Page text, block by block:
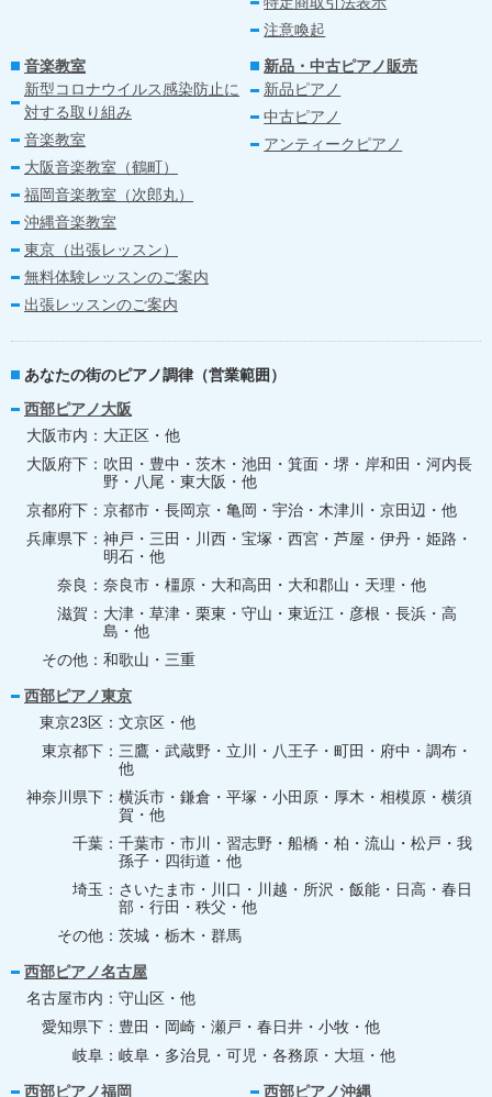
注意喚起
音楽教室
新型コロナウイルス感染防止に
対する取り組み
音楽教室
大阪音楽教室（鶴町）
福岡音楽教室（次郎丸）
沖縄音楽教室
東京（出張レッスン）
無料体験レッスンのご案内
出張レッスンのご案内
新品・中古ピアノ販売
新品ピアノ
中古ピアノ
アンティークピアノ
あなたの街のピアノ調律（営業範囲）
西部ピアノ大阪
大阪市内
大正区・他
大阪府下
吹田・豊中・茨木・池田・箕面・堺・岸和田・河内長
野・八尾・東大阪・他
京都府下
京都市・長岡京・亀岡・宇治・木津川・京田辺・他
兵庫県下
神戸・三田・川西・宝塚・西宮・芦屋・伊丹・姫路・
明石・他
奈良
奈良市・橿原・大和高田・大和郡山・天理・他
滋賀
大津・草津・栗東・守山・東近江・彦根・長浜・高
島・他
その他
和歌山・三重
西部ピアノ東京
東京23区
文京区・他
東京都下
三鷹・武蔵野・立川・八王子・町田・府中・調布・
他
神奈川県下
横浜市・鎌倉・平塚・小田原・厚木・相模原・横須
賀・他
千葉
千葉市・市川・習志野・船橋・柏・流山・松戸・我
孫子・四街道・他
埼玉
さいたま市・川口・川越・所沢・飯能・日高・春日
部・行田・秩父・他
その他
茨城・栃木・群馬
西部ピアノ名古屋
名古屋市内
守山区・他
愛知県下
豊田・岡崎・瀬戸・春日井・小牧・他
岐阜
岐阜・多治見・可児・各務原・大垣・他
西部ピアノ福岡 西部ピアノ沖縄